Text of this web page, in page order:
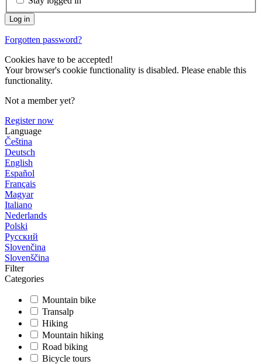
Forgotten password?
Cookies have to be accepted!
Your browser's cookie functionality is disabled. Please enable this
functionality.
Not a member yet?
Register now
Language
Čeština
Deutsch
English
Español
Français
Magyar
Italiano
Nederlands
Polski
Русский
Slovenčina
Slovenščina
Filter
Categories
Mountain bike
Transalp
Hiking
Mountain hiking
Road biking
Bicycle tours